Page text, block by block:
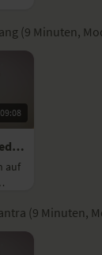
(9 Minuten,
09:08
Modul 1, Tag 5: Meditation mit Fokus Klang
auf
(9 Minuten,